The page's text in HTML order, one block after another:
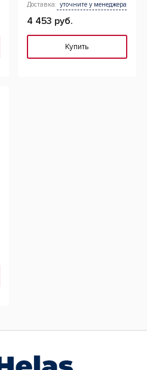
Доставка: уточните у менеджера
4 453 руб.
Купить